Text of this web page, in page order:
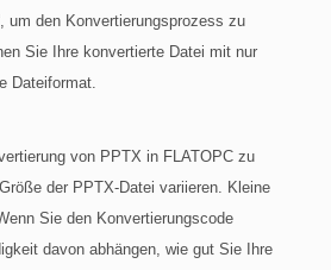
um den Konvertierungsprozess zu
Sie Ihre konvertierte Datei mit nur
Dateiformat.
von PPTX in FLATOPC zu
der PPTX-Datei variieren. Kleine
Sie den Konvertierungscode
davon abhängen, wie gut Sie Ihre